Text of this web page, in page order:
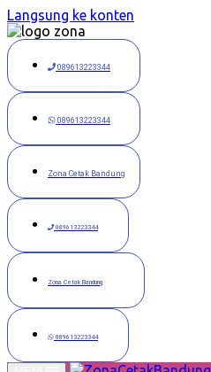
Langsung ke konten
089613223344
089613223344
Zona Cetak Bandung
089613223344
Zona Cetak Bandung
089613223344